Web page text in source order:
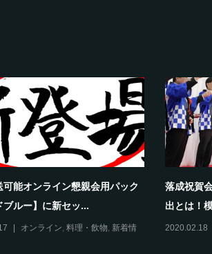
可能オンライン懇親会用パック
ブルー】に新セッ...
オンライン, 料理・飲物, 新着情
落成祝賀
出とは！
2020.02.18